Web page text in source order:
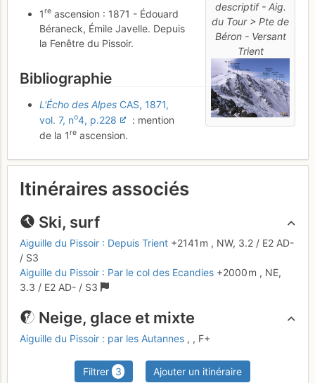
descriptif - Aig.
du Tour > Pte de
Béron - Versant
Trient
1re ascension : 1871 - Édouard
Béraneck, Émile Javelle. Depuis
la Fenêtre du Pissoir.
Bibliographie
L'Écho des Alpes CAS, 1871,
vol. 7, no4, p.228
: mention
de la 1re ascension.
Itinéraires associés
Ski, surf
Aiguille du Pissoir : Depuis Trient +2141 m , NW, 3.2 / E2 AD-
/ S3
Aiguille du Pissoir : Par le col des Ecandies +2000 m , NE,
3.3 / E2 AD- / S3
Neige, glace et mixte
Aiguille du Pissoir : par les Autannes , , F+
Filtrer 3 Ajouter un itinéraire